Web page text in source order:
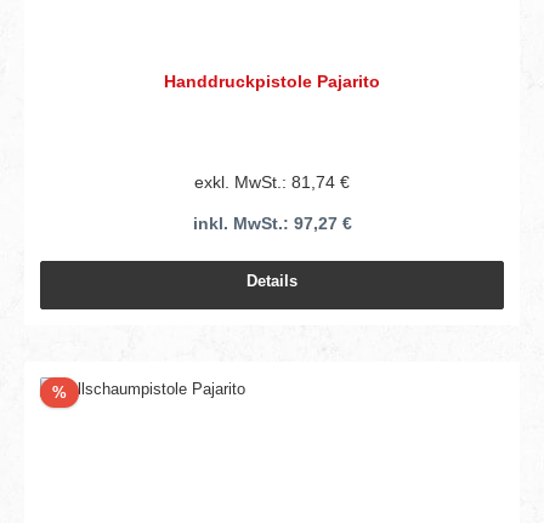
Handdruckpistole Pajarito
exkl. MwSt.: 81,74 €
inkl. MwSt.: 97,27 €
Details
%Rabatt